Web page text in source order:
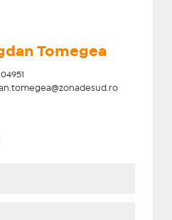
Tomegea